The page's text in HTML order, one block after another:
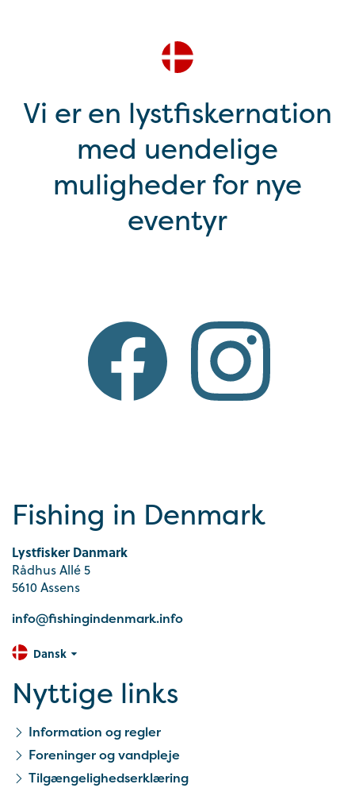
Vi er en lystfiskernation
med uendelige
muligheder for nye
eventyr
Fishing in Denmark
Lystfisker Danmark
Rådhus Allé 5
5610 Assens
info@fishingindenmark.info
Dansk
Nyttige links
Information og regler
Foreninger og vandpleje
Tilgængelighedserklæring